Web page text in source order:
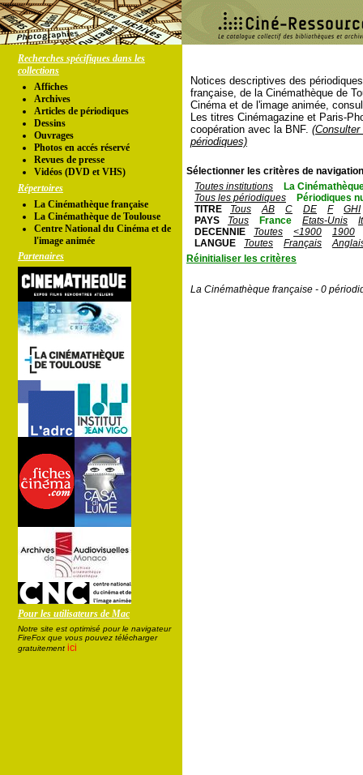
Recherches spécifiques dans les
collections
Affiches
Archives
Articles de périodiques
Dessins
Ouvrages
Photos en accés réservé
Revues de presse
Vidéos (DVD et VHS)
Répertoires
La Cinémathèque française
La Cinémathèque de Toulouse
Centre National du Cinéma et de
l'image animée
Partenaires
Pour les utilisateurs de Mac
Notre site est optimisé pour le navigateur
FireFox que vous pouvez télécharger
gratuitement ici
Notices descriptives des
française, de la Cinémathèque de
Cinéma et de l'image animée,
Les titres Cinémagazine et Paris-
coopération avec la BNF.
périodiques)
Sélectionner les critères de
Toutes institutions
La
Tous les périodiques
Périodiques
TITRE
Tous AB C DE F
GHI
PAYS
Tous France Etats-Unis
DECENNIE
Toutes <1900
1900
LANGUE
Toutes Français
Réinitialiser les critères
La Cinémathèque française - 0